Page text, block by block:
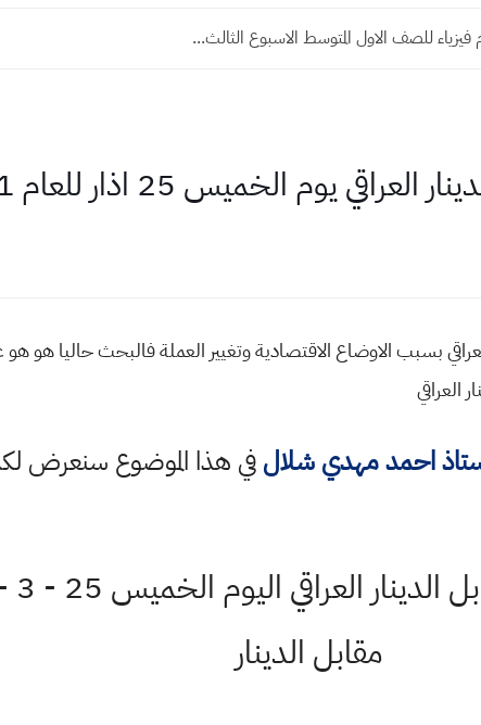
للصف الاول المتوسط الاسبوع الثالث...
يوم الخميس 25 اذار للعام 2021
بسبب الاوضاع الاقتصادية وتغيير العملة فالبحث حاليا هو
العراقي
احمد مهدي شلالفي هذا الموضوع سنعرض
مقابل الدينار